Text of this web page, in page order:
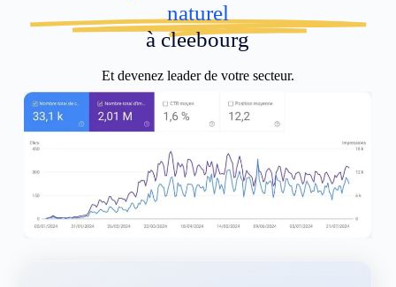
naturel
à cleebourg
Et devenez leader de votre secteur.